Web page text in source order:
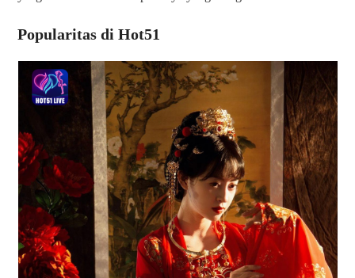
Popularitas di Hot51